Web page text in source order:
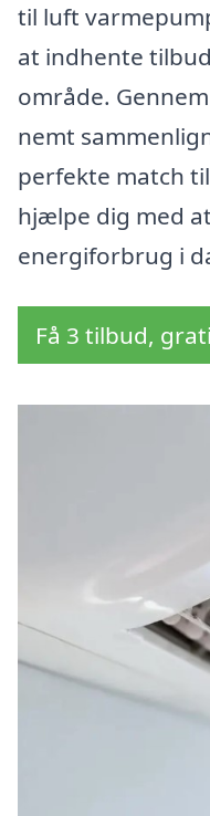
til luft
at indhente
område.
nemt
perfekte match
hjælpe dig med
energiforbrug i
Få 3 tilbud,